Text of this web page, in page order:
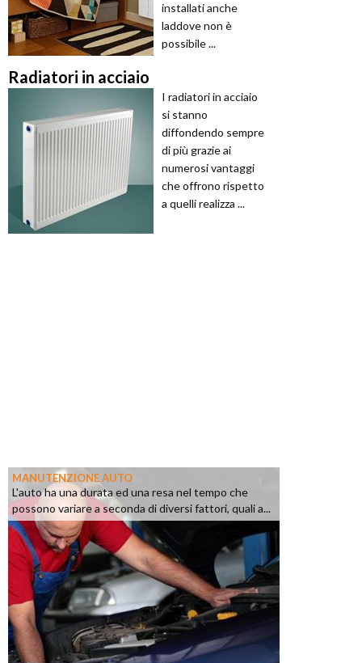
installati anche
laddove non è
possibile ...
Radiatori in acciaio
I radiatori in acciaio
si stanno
diffondendo sempre
di più grazie ai
numerosi vantaggi
che offrono rispetto
a quelli realizza ...
MANUTENZIONE AUTO
L'auto ha una durata ed una resa nel tempo che
possono variare a seconda di diversi fattori, quali a...